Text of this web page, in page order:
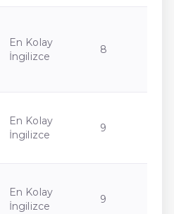
En Kolay
İngilizce
8
En Kolay
İngilizce
9
En Kolay
İngilizce
9